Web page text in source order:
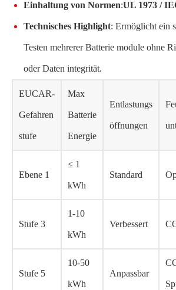
Einhaltung von Normen:UL 1973 /
Technisches Highlight: Ermöglicht ein
Testen mehrerer Batterie module ohne
oder Daten integrität.
EUCAR-
Gefahren
stufe
Max
Batterie
Energie
Entlastungs
öffnungen
Ebene 1
≤ 1
kWh
Standard
Stufe 3
1-10
kWh
Verbessert
Stufe 5
10-50
kWh
Anpassbar